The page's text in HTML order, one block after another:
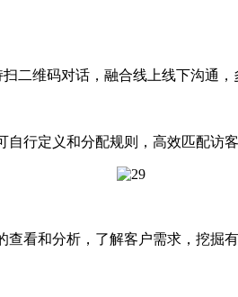
维码对话，融合线上线下沟通，
行定义和分配规则，高效匹配访客
和分析，了解客户需求，挖掘有